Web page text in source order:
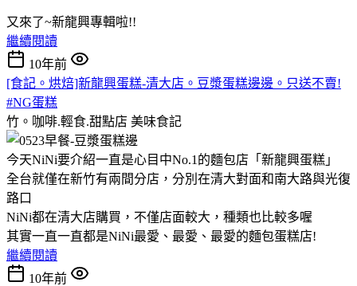
又來了~新龍興專輯啦!!
繼續閱讀
10年前
[食記。烘焙]新龍興蛋糕-清大店。豆漿蛋糕邊邊。只送不賣!
#NG蛋糕
竹。咖啡.輕食.甜點店 美味食記
今天NiNi要介紹一直是心目中No.1的麵包店「新龍興蛋糕」
全台就僅在新竹有兩間分店，分別在清大對面和南大路與光復
路口
NiNi都在清大店購買，不僅店面較大，種類也比較多喔
其實一直一直都是NiNi最愛、最愛、最愛的麵包蛋糕店!
繼續閱讀
10年前